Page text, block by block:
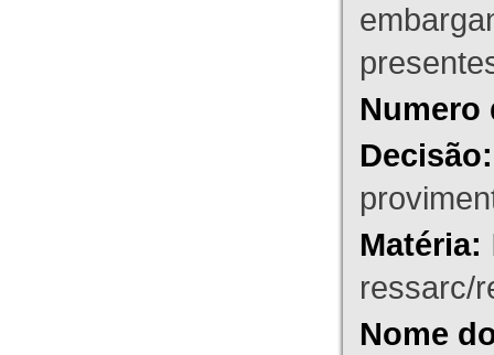
Numero
Decisão:
Matéria:
ressarc/
Nome